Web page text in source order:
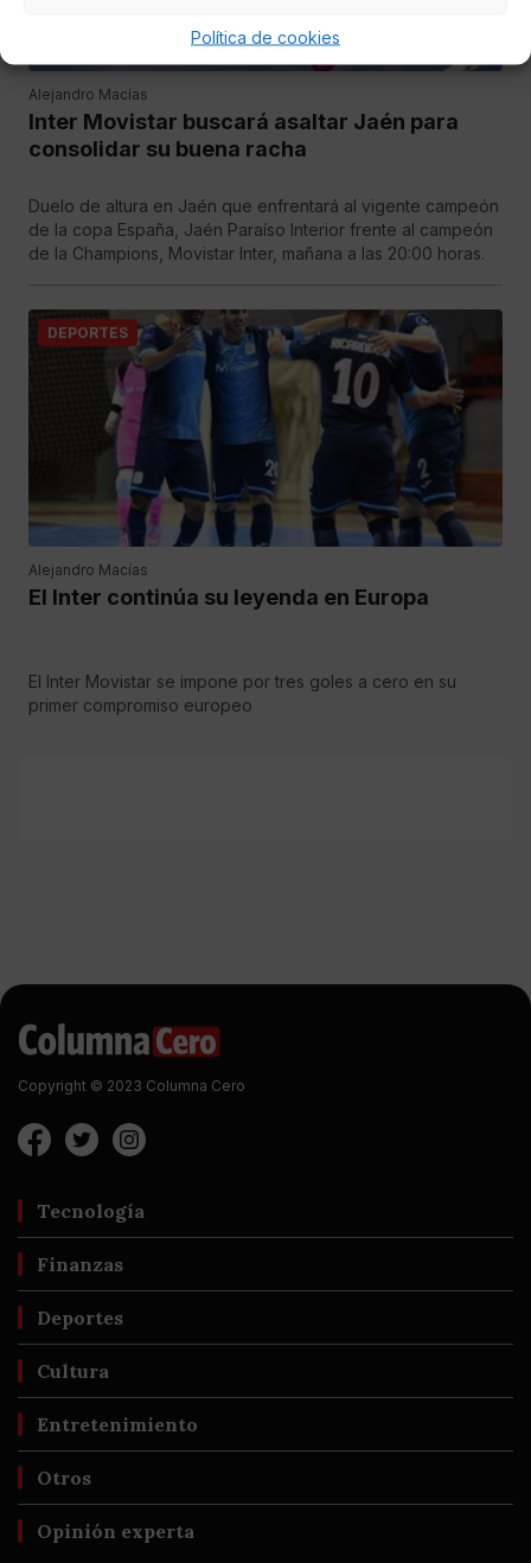
Política de cookies
Alejandro Macías
Inter Movistar buscará asaltar Jaén para
consolidar su buena racha
Duelo de altura en Jaén que enfrentará al vigente campeón
de la copa España, Jaén Paraíso Interior frente al campeón
de la Champions, Movistar Inter, mañana a las 20:00 horas.
DEPORTES
Alejandro Macías
El Inter continúa su leyenda en Europa
El Inter Movistar se impone por tres goles a cero en su
primer compromiso europeo
Copyright © 2023 Columna Cero
Tecnología
Finanzas
Deportes
Cultura
Entretenimiento
Otros
Opinión experta